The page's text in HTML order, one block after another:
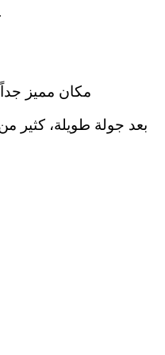
وتذوق الأكلات التركية التقليدية.
3) مكان مميز
بعد جولة طويلة، كثير